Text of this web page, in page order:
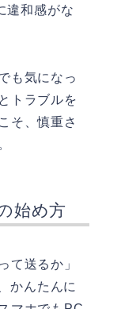
違和感がな
も気になっ
トラブルを
そ、慎重さ
始め方
て送るか」
かんたんに